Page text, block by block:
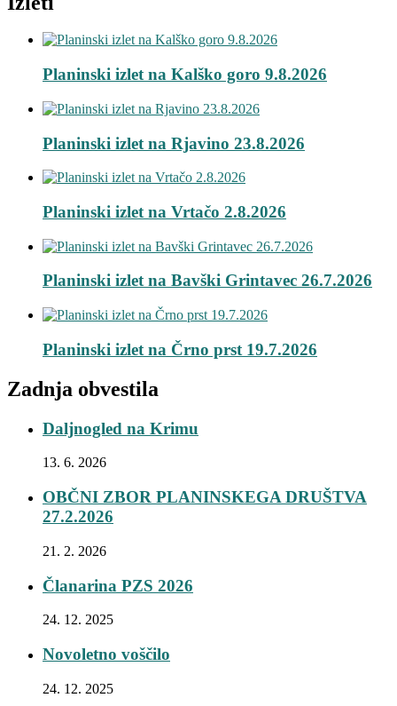
Planinski izlet na Kalško goro 9.8.2026
Planinski izlet na Rjavino 23.8.2026
Planinski izlet na Vrtačo 2.8.2026
Planinski izlet na Bavški Grintavec 26.7.2026
Planinski izlet na Črno prst 19.7.2026
Zadnja obvestila
Daljnogled na Krimu
13. 6. 2026
OBČNI ZBOR PLANINSKEGA DRUŠTVA
27.2.2026
21. 2. 2026
Članarina PZS 2026
24. 12. 2025
Novoletno voščilo
24. 12. 2025